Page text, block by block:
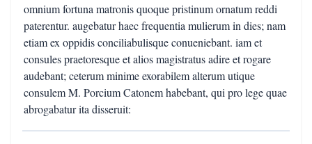
omnium fortuna matronis quoque pristinum ornatum reddi
paterentur. augebatur haec frequentia mulierum in dies; nam
etiam ex oppidis conciliabulisque conueniebant. iam et
consules praetoresque et alios magistratus adire et rogare
audebant; ceterum minime exorabilem alterum utique
consulem M. Porcium Catonem habebant, qui pro lege quae
abrogabatur ita disseruit: